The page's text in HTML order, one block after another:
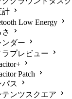
計
Low Energy
ンダー
ラプレビュー
Patch
パス
テンツスクエア